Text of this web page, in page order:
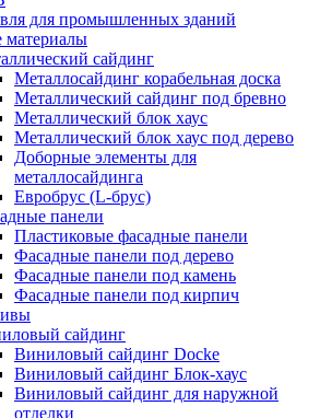
для промышленных зданий
материалы
сайдинг
Металлосайдинг корабельная доска
Металлический сайдинг под бревно
Металлический блок хаус
Металлический блок хаус под дерево
Доборные элементы для
металлосайдинга
Евробрус (L-брус)
панели
Пластиковые фасадные панели
Фасадные панели под дерево
Фасадные панели под камень
Фасадные панели под кирпич
сайдинг
Виниловый сайдинг Docke
Виниловый сайдинг Блок-хаус
Виниловый сайдинг для наружной
отделки